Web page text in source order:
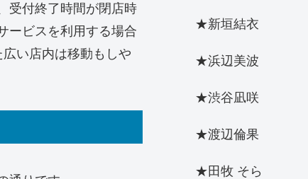
受付終了時間が閉店時
ービスを利用する場合
い店内は移動もしや
★新垣結衣
★浜辺美波
★渋谷凪咲
★渡辺倫果
★田牧 そら